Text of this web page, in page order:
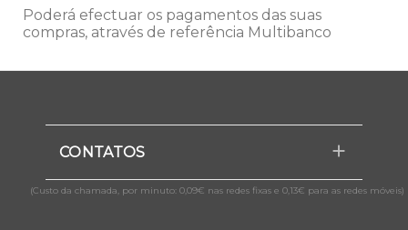
Poderá efectuar os pagamentos das suas
compras, através de referência Multibanco
CONTATOS
(Custo da chamada, por minuto: 0,09€ nas redes fixas e 0,13€ para as redes móveis)